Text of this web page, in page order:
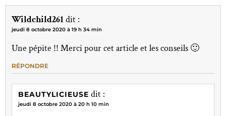
Wildchild261 dit :
jeudi 8 octobre 2020 à 19 h 34 min
Une pépite !! Merci pour cet article et les conseils 🙂
RÉPONDRE
BEAUTYLICIEUSE dit :
jeudi 8 octobre 2020 à 20 h 10 min